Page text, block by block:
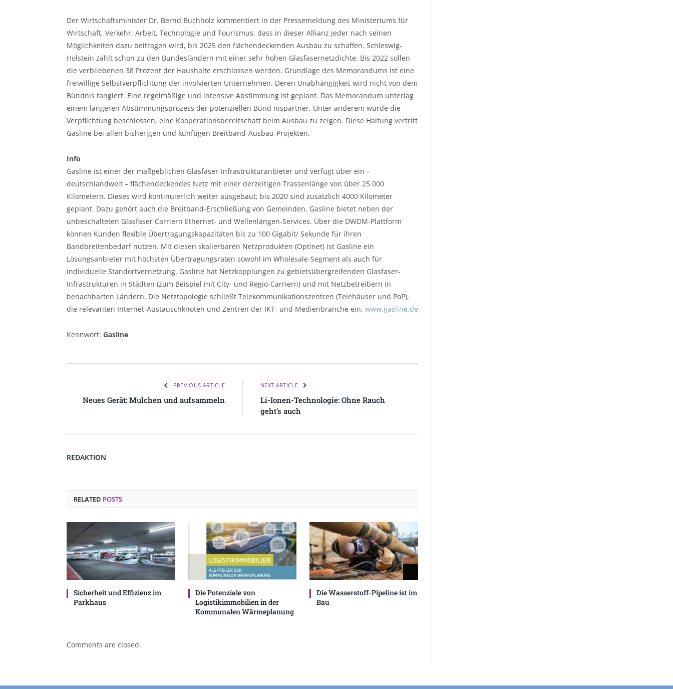
Der Wirtschaftsminister Dr. Bernd Buchholz kommentiert in der Pressemeldung des Ministeriums für
Wirtschaft, Verkehr, Arbeit, Technologie und Tourismus, dass in dieser Allianz jeder nach seinen
Möglichkeiten dazu beitragen wird, bis 2025 den flächendeckenden Ausbau zu schaffen. Schleswig-
Holstein zählt schon zu den Bundesländern mit einer sehr hohen Glasfasernetzdichte. Bis 2022 sollen
die verbliebenen 38 Prozent der Haushalte erschlossen werden. Grundlage des Memorandums ist eine
freiwillige Selbstverpflichtung der involvierten Unternehmen. Deren Unabhängigkeit wird nicht von dem
Bündnis tangiert. Eine regelmäßige und intensive Abstimmung ist geplant. Das Memorandum unterlag
einem längeren Abstimmungsprozess der potenziellen Bünd nispartner. Unter anderem wurde die
Verpflichtung beschlossen, eine Kooperationsbereitschaft beim Ausbau zu zeigen. Diese Haltung vertritt
Gasline bei allen bisherigen und künftigen Breitband-Ausbau-Projekten.
Info
Gasline ist einer der maßgeblichen Glasfaser-Infrastrukturanbieter und verfügt über ein –
deutschlandweit – flächendeckendes Netz mit einer derzeitigen Trassenlänge von über 25.000
Kilometern. Dieses wird kontinuierlich weiter ausgebaut; bis 2020 sind zusätzlich 4000 Kilometer
geplant. Dazu gehört auch die Breitband-Erschließung von Gemeinden. Gasline bietet neben der
unbeschalteten Glasfaser Carriern Ethernet- und Wellenlängen-Services. Über die DWDM-Plattform
können Kunden flexible Übertragungskapazitäten bis zu 100 Gigabit/ Sekunde für ihren
Bandbreitenbedarf nutzen. Mit diesen skalierbaren Netzprodukten (Optinet) ist Gasline ein
Lösungsanbieter mit höchsten Übertragungsraten sowohl im Wholesale-Segment als auch für
individuelle Standortvernetzung. Gasline hat Netzkopplungen zu gebietsübergreifenden Glasfaser-
Infrastrukturen in Städten (zum Beispiel mit City- und Regio-Carriern) und mit Netzbetreibern in
benachbarten Ländern. Die Netztopologie schließt Telekommunikationszentren (Telehäuser und PoP),
die relevanten Internet-Austauschknoten und Zentren der IKT- und Medienbranche ein. www.gasline.de
Kennwort: Gasline
PREVIOUS ARTICLE
Neues Gerät: Mulchen und aufsammeln
NEXT ARTICLE
Li-Ionen-Technologie: Ohne Rauch
geht’s auch
REDAKTION
RELATED POSTS
Sicherheit und Effizienz im
Parkhaus
Die Potenziale von
Logistikimmobilien in der
Kommunalen Wärmeplanung
Die Wasserstoff-Pipeline ist im
Bau
Comments are closed.